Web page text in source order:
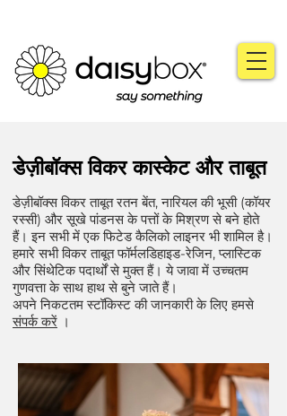
डेज़ीबॉक्स विकर कास्केट और ताबूत
डेज़ीबॉक्स विकर ताबूत रतन बेंत, नारियल की भूसी (कॉयर
रस्सी) और सूखे पांडनस के पत्तों के मिश्रण से बने होते
हैं। इन सभी में एक फिटेड कैलिको लाइनर भी शामिल है।
हमारे सभी विकर ताबूत फॉर्मलडिहाइड-रेजिन, प्लास्टिक
और सिंथेटिक पदार्थों से मुक्त हैं। ये जावा में उच्चतम
गुणवत्ता के साथ हाथ से बुने जाते हैं।
अपने निकटतम स्टॉकिस्ट की जानकारी के लिए हमसे
संपर्क करें ।